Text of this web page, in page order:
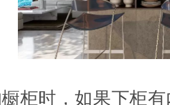
柜时，如果下柜